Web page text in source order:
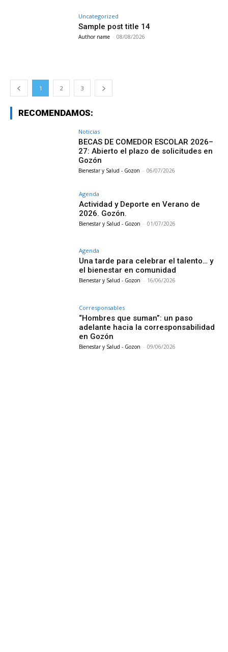
Uncategorized
Sample post title 14
Author name - 08/08/2026
1 2 3
RECOMENDAMOS:
Noticias
BECAS DE COMEDOR ESCOLAR 2026–
27: Abierto el plazo de solicitudes en
Gozón
Bienestar y Salud - Gozon - 06/07/2026
Agenda
Actividad y Deporte en Verano de
2026. Gozón.
Bienestar y Salud - Gozon - 01/07/2026
Agenda
Una tarde para celebrar el talento… y
el bienestar en comunidad
Bienestar y Salud - Gozon - 16/06/2026
Corresponsables
“Hombres que suman”: un paso
adelante hacia la corresponsabilidad
en Gozón
Bienestar y Salud - Gozon - 09/06/2026